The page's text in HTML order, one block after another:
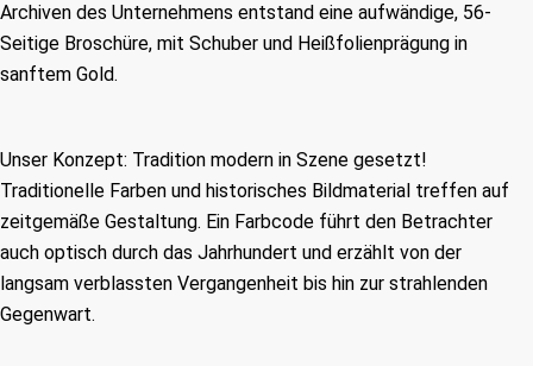
Archiven des Unternehmens entstand eine aufwändige, 56-
Seitige Broschüre, mit Schuber und Heißfolienprägung in
sanftem Gold.
Unser Konzept: Tradition modern in Szene gesetzt!
Traditionelle Farben und historisches Bildmaterial treffen auf
zeitgemäße Gestaltung. Ein Farbcode führt den Betrachter
auch optisch durch das Jahrhundert und erzählt von der
langsam verblassten Vergangenheit bis hin zur strahlenden
Gegenwart.